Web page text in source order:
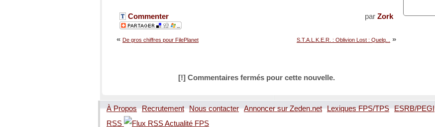
par Zork
Commenter
S.T.A.L.K.E.R. : Oblivion Lost : Quelq... »
« De gros chiffres pour FilePlanet
[!] Commentaires fermés pour cette nouvelle.
À Propos Recrutement Nous contacter Annoncer sur Zeden.net Lexiques FPS/TPS ESRB/PEGI
RSS